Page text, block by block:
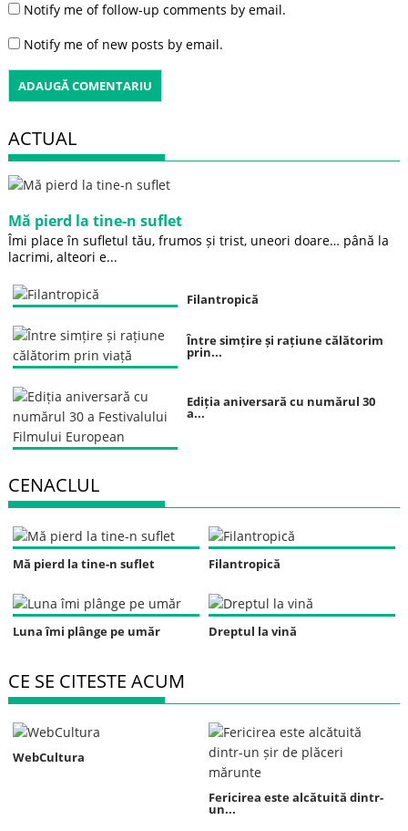
Notify me of follow-up comments by email.
Notify me of new posts by email.
ACTUAL
Mă pierd la tine-n suflet
Îmi place în sufletul tău, frumos și trist, uneori doare… până la
lacrimi, alteori e...
Filantropică
Între simțire și rațiune călătorim
prin...
Ediția aniversară cu numărul 30
a...
CENACLUL
Mă pierd la tine-n suflet Filantropică
Luna îmi plânge pe umăr Dreptul la vină
CE SE CITESTE ACUM
WebCultura
Fericirea este alcătuită dintr-
un...